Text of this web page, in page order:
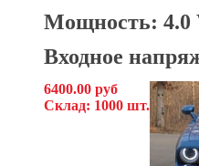
Мощность: 4.0
Входное
6400.00 руб
Склад: 1000 шт.